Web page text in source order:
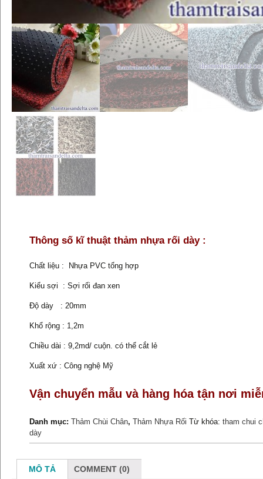
Thông số kĩ thuật thảm nhựa rối dày :
Chất liệu : Nhựa PVC tổng hợp
Kiểu sợi : Sợi rối đan xen
Độ dày : 20mm
Khổ rộng : 1,2m
Chiều dài : 9,2md/ cuộn. có thể cắt lẻ
Xuất xứ : Công nghệ Mỹ
Vận chuyển mẫu và hàng hóa tận nơi
Danh mục: Thảm Chùi Chân, Thảm Nhựa Rối Từ khóa: tham chui
dày
MÔ TẢ COMMENT (0)